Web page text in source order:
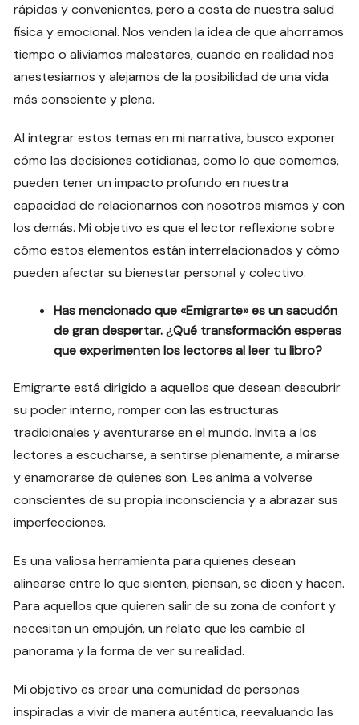
rápidas y convenientes, pero a costa de nuestra salud
física y emocional. Nos venden la idea de que ahorramos
tiempo o aliviamos malestares, cuando en realidad nos
anestesiamos y alejamos de la posibilidad de una vida
más consciente y plena.
Al integrar estos temas en mi narrativa, busco exponer
cómo las decisiones cotidianas, como lo que comemos,
pueden tener un impacto profundo en nuestra
capacidad de relacionarnos con nosotros mismos y con
los demás. Mi objetivo es que el lector reflexione sobre
cómo estos elementos están interrelacionados y cómo
pueden afectar su bienestar personal y colectivo.
Has mencionado que «Emigrarte» es un sacudón
de gran despertar. ¿Qué transformación esperas
que experimenten los lectores al leer tu libro?
Emigrarte está dirigido a aquellos que desean descubrir
su poder interno, romper con las estructuras
tradicionales y aventurarse en el mundo. Invita a los
lectores a escucharse, a sentirse plenamente, a mirarse
y enamorarse de quienes son. Les anima a volverse
conscientes de su propia inconsciencia y a abrazar sus
imperfecciones.
Es una valiosa herramienta para quienes desean
alinearse entre lo que sienten, piensan, se dicen y hacen.
Para aquellos que quieren salir de su zona de confort y
necesitan un empujón, un relato que les cambie el
panorama y la forma de ver su realidad.
Mi objetivo es crear una comunidad de personas
inspiradas a vivir de manera auténtica, reevaluando las